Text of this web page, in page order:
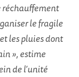
réchauffement
le fragile
les pluies dont
», estime
de l’unité